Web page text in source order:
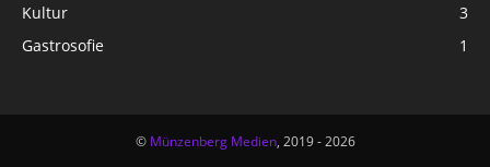
Kultur
3
Gastrosofie
1
© Münzenberg Medien, 2019 - 2026